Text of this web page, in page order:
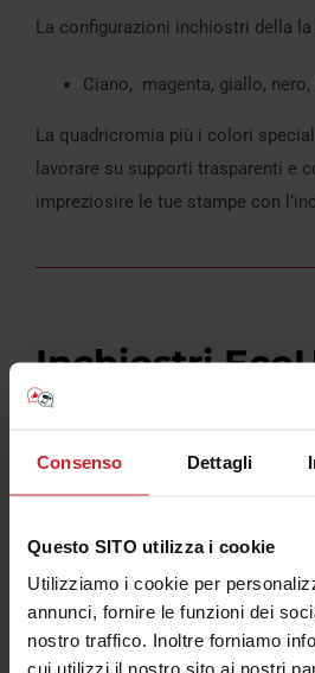
Consenso Dettagli
Questo SITO utilizza i cookie
Utilizziamo i cookie per
annunci, fornire le funzioni dei
nostro traffico. Inoltre forniamo
cui utilizzi il nostro sito ai nostri
La configurazioni inchiostri della la
Ciano, magenta, giallo,
La quadricromia più i colori
lavorare su supporti trasparenti e
impreziosire le tue stampe con
Inchiostri
Gli inchiostri ECO-UV